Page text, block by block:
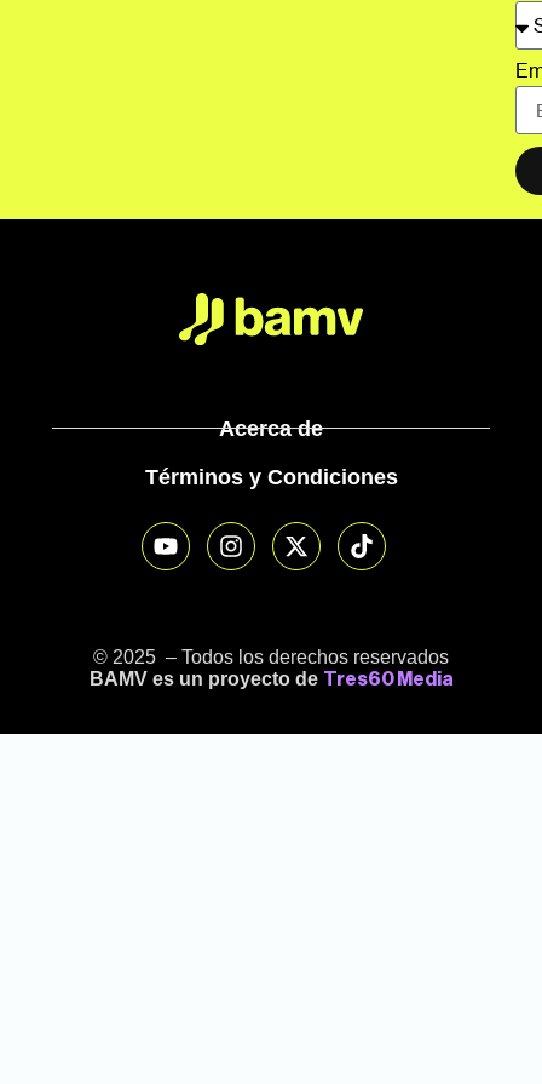
Acerca de
Términos y Condiciones
© 2025 – Todos los derechos reservados
BAMV es un proyecto de Tres60 Media